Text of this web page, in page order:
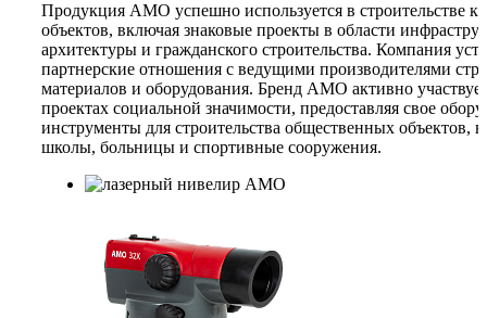
Продукция AMO успешно используется в строительстве
объектов, включая знаковые проекты в области
архитектуры и гражданского строительства. Компания
партнерские отношения с ведущими производителями
материалов и оборудования. Бренд AMO активно
проектах социальной значимости, предоставляя свое
инструменты для строительства общественных объектов,
школы, больницы и спортивные сооружения.